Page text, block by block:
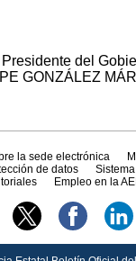
Presidente del
GONZÁLEZ
la sede electrónica
de datos
Empleo en la